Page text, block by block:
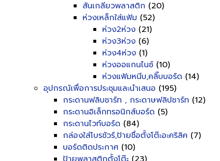
สันเกลียวพลาสติก (20)
ห่วงเหล็กใส่แฟ้ม (52)
ห่วง2ห่วง (21)
ห่วง3ห่วง (6)
ห่วง4ห่วง (1)
ห่วงออแกนไนซ์ (10)
ห่วงแฟ้มหนีบ,คลิ๊บบอร์ด (14)
อุปกรณ์เพื่อการประชุมและนำเสนอ (195)
กระดานฟลิบชาร์ท , กระดาษฟลิปชาร์ท (12)
กระดานอิเล็กทรอนิกส์บอร์ด (5)
กระดานไวท์บอร์ด (84)
กล่องใส่โบรชัวร์,ป้ายชื่อตั้งโต๊ะอะคริลิค (7)
บอร์ดติดประกาศ (10)